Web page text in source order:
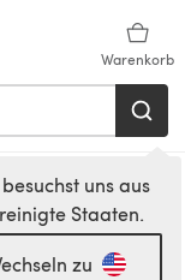
Warenkorb
uns aus
Staaten.
zu